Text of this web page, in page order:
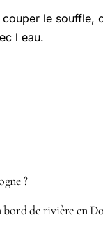
le souffle,
l eau.
?
de rivière en